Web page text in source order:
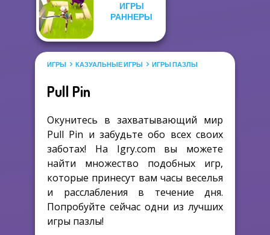
ИГРЫ
РАННЕРЫ
ИГРЫ КАЗУАЛЬНЫЕ ИГРЫ ИГРЫ ПАЗЛЫ
Pull Pin
Окунитесь в захватывающий мир
Pull Pin и забудьте обо всех своих
заботах! На Igry.com вы можете
найти множество подобных игр,
которые принесут вам часы веселья
и расслабления в течение дня.
Попробуйте сейчас одни из лучших
игры пазлы!